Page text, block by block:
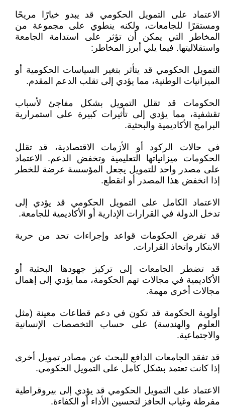
الاعتماد على التمويل الحكومي قد يبدو خيارًا مريحًا
ومستقرًا للجامعات، ولكنه ينطوي على مجموعة من
المخاطر التي يمكن أن تؤثر على استدامة الجامعة
واستقلاليتها. فيما يلي أبرز المخاطر:
التمويل الحكومي قد يتأثر بتغير السياسات الحكومية أو
الميزانيات الوطنية، مما يؤدي إلى تقلب الدعم المقدم.
الحكومات قد تقلل التمويل بشكل مفاجئ لأسباب
تقشفية، مما يؤدي إلى تأثيرات كبيرة على استمرارية
البرامج الأكاديمية والبحثية.
في حالات الركود أو الأزمات الاقتصادية، قد تقلل
الحكومات ميزانياتها التعليمية وتخفض الدعم. الاعتماد
على مصدر واحد للتمويل يجعل المؤسسة عرضة للخطر
إذا انخفض هذا المصدر أو انقطع.
الاعتماد الكامل على التمويل الحكومي قد يؤدي إلى
تدخل الدولة في القرارات الإدارية أو الأكاديمية للجامعة.
قد تفرض الحكومات قواعد وإجراءات تحد من حرية
الابتكار واتخاذ القرارات.
قد تضطر الجامعات إلى تركيز جهودها البحثية أو
الأكاديمية في مجالات تهم الحكومة، مما يؤدي إلى إهمال
مجالات أخرى مهمة.
أولوية الحكومة قد تكون في دعم قطاعات معينة (مثل
العلوم والهندسة) على حساب التخصصات الإنسانية
والاجتماعية.
قد تفقد الجامعات الدافع للبحث عن مصادر تمويل أخرى
إذا كانت تعتمد بشكل كامل على التمويل الحكومي.
الاعتماد على التمويل الحكومي قد يؤدي إلى بيروقراطية
مفرطة وغياب الحافز لتحسين الأداء أو الكفاءة.